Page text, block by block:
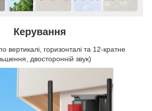
Керування
вертикалі, горизонталі та 12-кратне
двосторонній звук)